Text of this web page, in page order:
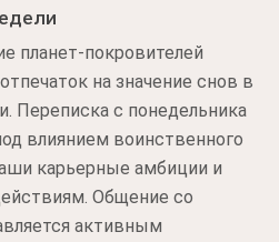
планет-покровителей
на значение снов в
Переписка с понедельника
влиянием воинственного
карьерные амбиции и
Общение со
активным